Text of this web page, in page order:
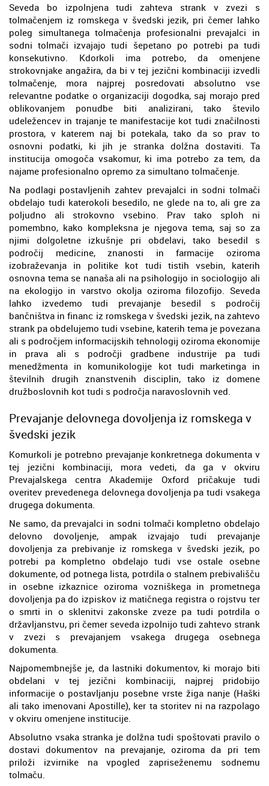
Seveda bo izpolnjena tudi zahteva strank v zvezi s
tolmačenjem iz romskega v švedski jezik, pri čemer lahko
poleg simultanega tolmačenja profesionalni prevajalci in
sodni tolmači izvajajo tudi šepetano po potrebi pa tudi
konsekutivno. Kdorkoli ima potrebo, da omenjene
strokovnjake angažira, da bi v tej jezični kombinaciji izvedli
tolmačenje, mora najprej posredovati absolutno vse
relevantne podatke o organizaciji dogodka, saj morajo pred
oblikovanjem ponudbe biti analizirani, tako število
udeležencev in trajanje te manifestacije kot tudi značilnosti
prostora, v katerem naj bi potekala, tako da so prav to
osnovni podatki, ki jih je stranka dolžna dostaviti. Ta
institucija omogoča vsakomur, ki ima potrebo za tem, da
najame profesionalno opremo za simultano tolmačenje.
Na podlagi postavljenih zahtev prevajalci in sodni tolmači
obdelajo tudi katerokoli besedilo, ne glede na to, ali gre za
poljudno ali strokovno vsebino. Prav tako sploh ni
pomembno, kako kompleksna je njegova tema, saj so za
njimi dolgoletne izkušnje pri obdelavi, tako besedil s
področij medicine, znanosti in farmacije oziroma
izobraževanja in politike kot tudi tistih vsebin, katerih
osnovna tema se nanaša ali na psihologijo in sociologijo ali
na ekologijo in varstvo okolja oziroma filozofijo. Seveda
lahko izvedemo tudi prevajanje besedil s področij
bančništva in financ iz romskega v švedski jezik, na zahtevo
strank pa obdelujemo tudi vsebine, katerih tema je povezana
ali s področjem informacijskih tehnologij oziroma ekonomije
in prava ali s področji gradbene industrije pa tudi
menedžmenta in komunikologije kot tudi marketinga in
številnih drugih znanstvenih disciplin, tako iz domene
družboslovnih kot tudi s področja naravoslovnih ved.
Prevajanje delovnega dovoljenja iz romskega v
švedski jezik
Komurkoli je potrebno prevajanje konkretnega dokumenta v
tej jezični kombinaciji, mora vedeti, da ga v okviru
Prevajalskega centra Akademije Oxford pričakuje tudi
overitev prevedenega delovnega dovoljenja pa tudi vsakega
drugega dokumenta.
Ne samo, da prevajalci in sodni tolmači kompletno obdelajo
delovno dovoljenje, ampak izvajajo tudi prevajanje
dovoljenja za prebivanje iz romskega v švedski jezik, po
potrebi pa kompletno obdelajo tudi vse ostale osebne
dokumente, od potnega lista, potrdila o stalnem prebivališču
in osebne izkaznice oziroma vozniškega in prometnega
dovoljenja pa do izpiskov iz matičnega registra o rojstvu ter
o smrti in o sklenitvi zakonske zveze pa tudi potrdila o
državljanstvu, pri čemer seveda izpolnijo tudi zahtevo strank
v zvezi s prevajanjem vsakega drugega osebnega
dokumenta.
Najpomembnejše je, da lastniki dokumentov, ki morajo biti
obdelani v tej jezični kombinaciji, najprej pridobijo
informacije o postavljanju posebne vrste žiga nanje (Haški
ali tako imenovani Apostille), ker ta storitev ni na razpolago
v okviru omenjene institucije.
Absolutno vsaka stranka je dolžna tudi spoštovati pravilo o
dostavi dokumentov na prevajanje, oziroma da pri tem
priloži izvirnike na vpogled zapriseženemu sodnemu
tolmaču.